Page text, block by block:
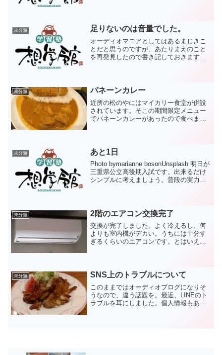
た際のお供に大活躍してい...
未分類 足りないのは音量でした。
オーディオマニアとしてはあるまじきこ
とだと思うのですが、あたりまえのこと
を再発見したので書き記しておきます。
たほとんどのことは解決し...
未分類 パネーンカレー
近所の松のやにはマイカリー食堂が併設
されています。そこの期間限定メニュー
でパネーンカレーがあったので食べまし
ングのロースかつはいらな...
未分類 あと1日
Photo bymarianne bosonUnsplash 明日が
三重県公立高後期入試です。出来るだけ
シンプルに考えましょう。普段の実力を
未分類 2階のエアコン交換完了
交換が完了しました。よく冷えるし、何
よりも室内機がデカい。うちには十分す
ぎるくらいのエアコンです。とはいえ、
れませんね。
未分類 SNS上のトラブルについて
このままではオーディオブログになりそ
うなので、違う話題を。最近、LINEのト
ラブルを耳にしました。個人情報もあり